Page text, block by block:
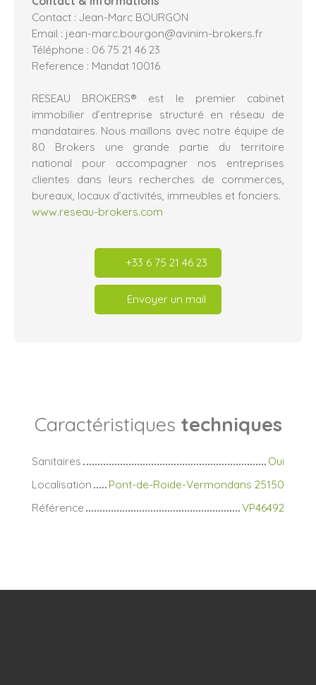
Contact : Jean-Marc BOURGON
Email : jean-marc.bourgon@avinim-brokers.fr
Téléphone : 06 75 21 46 23
Reference : Mandat 10016
RESEAU BROKERS® est le premier cabinet
immobilier d’entreprise structuré en réseau de
mandataires. Nous maillons avec notre équipe de
80 Brokers une grande partie du territoire
national pour accompagner nos entreprises
clientes dans leurs recherches de commerces,
bureaux, locaux d’activités, immeubles et fonciers.
www.reseau-brokers.com
+33 6 75 21 46 23
Envoyer un mail
Caractéristiques techniques
Sanitaires
Oui
Localisation
Pont-de-Roide-Vermondans 25150
Référence
VP46492